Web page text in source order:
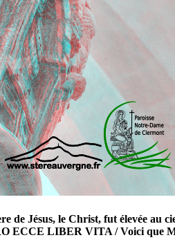
Jésus, le Christ, fut élevée au
LIBER VITA / Voici que